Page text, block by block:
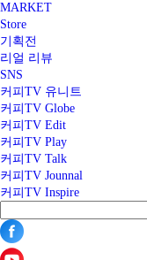
MARKET
Store
기획전
리얼 리뷰
SNS
커피TV 유니트
커피TV Globe
커피TV Edit
커피TV Play
커피TV Talk
커피TV Jounnal
커피TV Inspire